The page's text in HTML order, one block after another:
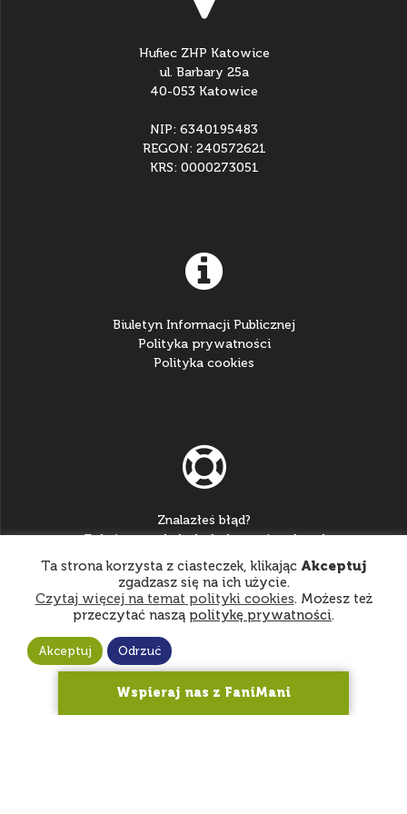
Hufiec ZHP Katowice
ul. Barbary 25a
40-053 Katowice
NIP: 6340195483
REGON: 240572621
KRS: 0000273051
Biuletyn Informacji Publicznej
Polityka prywatności
Polityka cookies
Znalazłeś błąd?
Zgłoś go na:helpdesk@katowice.zhp.pl
© 2026 Hufiec ZHP Katowice
Ta strona korzysta z ciasteczek, klikając Akceptuj
zgadzasz się na ich użycie.
Czytaj więcej na temat polityki cookies. Możesz też
przeczytać naszą politykę prywatności.
Akceptuj Odrzuć
Wspieraj nas z FaniMani